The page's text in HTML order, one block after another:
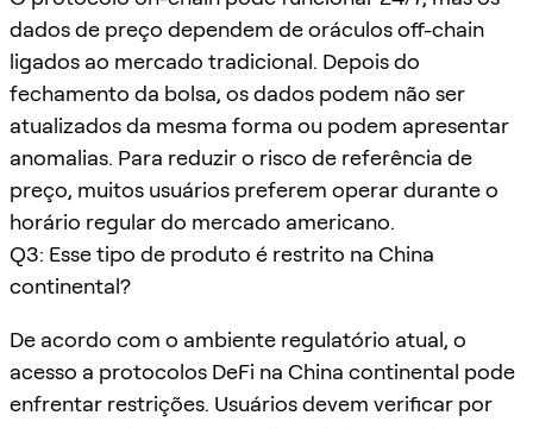
dados de preço dependem de oráculos off-chain
ligados ao mercado tradicional. Depois do
fechamento da bolsa, os dados podem não ser
atualizados da mesma forma ou podem apresentar
anomalias. Para reduzir o risco de referência de
preço, muitos usuários preferem operar durante o
horário regular do mercado americano.
Q3: Esse tipo de produto é restrito na China
continental?
De acordo com o ambiente regulatório atual, o
acesso a protocolos DeFi na China continental pode
enfrentar restrições. Usuários devem verificar por